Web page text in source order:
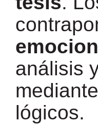
análisis
lógicos.